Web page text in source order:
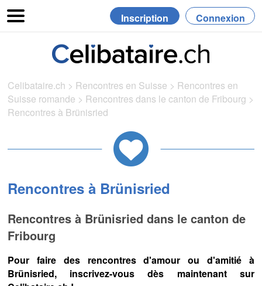
Inscription Connexion
Celibataire.ch > Rencontres en Suisse > Rencontres en
Suisse romande > Rencontres dans le canton de Fribourg >
Rencontres à Brünisried
Rencontres à Brünisried
Rencontres à Brünisried dans le canton de
Fribourg
Pour faire des rencontres d'amour ou d'amitié à
Brünisried, inscrivez-vous dès maintenant sur